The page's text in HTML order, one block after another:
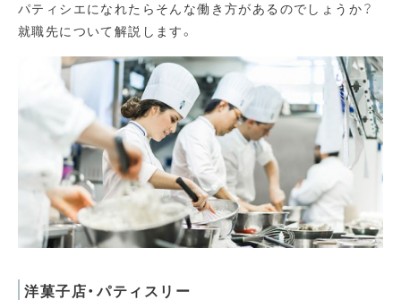
パティシエになれたらそんな働き方があるのでしょうか？
就職先について解説します。
洋菓子店・パティスリー